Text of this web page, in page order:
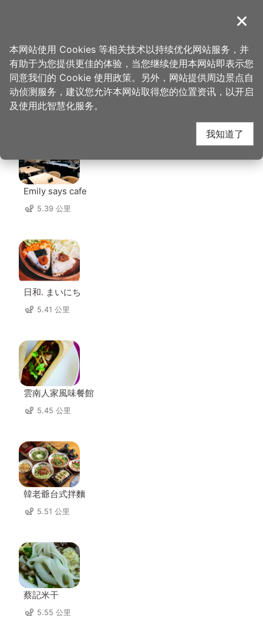
導覽
首页 > 想去的地方 > 美食、购物 > 广丰牛肉面
广丰牛肉面 周边店家
Emily says cafe
5.39 公里
日和. まいにち
5.41 公里
雲南人家風味餐館
5.45 公里
韓老爺台式拌麵
5.51 公里
蔡記米干
5.55 公里
关闭
本网站使用 Cookies 等相关技术以持续优化网站服务，并
有助于为您提供更佳的体验，当您继续使用本网站即表示您
同意我们的 Cookie 使用政策。另外，网站提供周边景点自
动侦测服务，建议您允许本网站取得您的位置资讯，以开启
及使用此智慧化服务。
我知道了